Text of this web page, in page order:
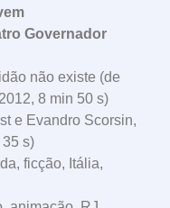
Governador
não existe (de
8 min 50 s)
e Evandro Scorsin,
s)
ficção, Itália,